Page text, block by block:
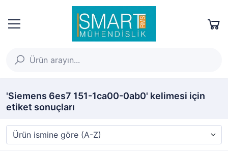
'Siemens 6es7 151-1ca00-0ab0' kelimesi için
etiket sonuçları